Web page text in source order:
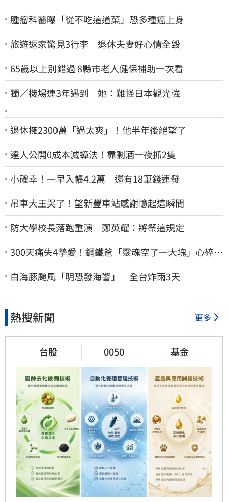
腫瘤科醫曝「從不吃這道菜」恐多種癌上身
旅遊返家驚見3行李 退休夫妻好心情全毀
65歲以上別錯過 8縣市老人健保補助一次看
獨／機場連3年遇到 她：難怪日本觀光強
退休擁2300萬「過太爽」！他半年後絕望了
達人公開0成本滅蟑法！靠剩酒一夜抓2隻
小確幸！一早入帳4.2萬 還有18筆錢連發
吊車大王哭了！望新豐車站感謝憶起這瞬間
防大學校長落跑重演 鄭英耀：將祭這規定
300天痛失4摯愛！鋼鐵爸「靈魂空了一大塊」心碎
喊：這輩子最痛的路
白海豚颱風「明恐發海警」 全台炸雨3天
熱搜新聞 更多
台股 0050 基金